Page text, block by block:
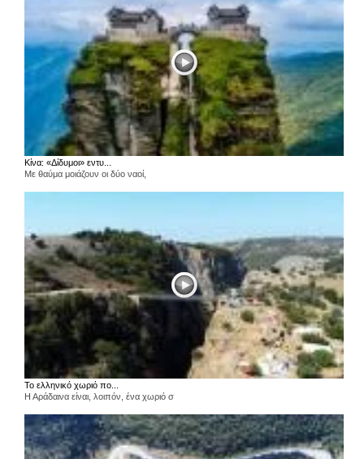
Κίνα: «Δίδυμοι» εντυ...
Με θαύμα μοιάζουν οι δύο ναοί,
Το ελληνικό χωριό πο...
Η Αράδαινα είναι, λοιπόν, ένα χωριό σ